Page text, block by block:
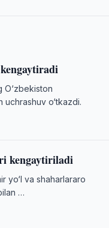
O‘zbekiston
o‘tkazdi.
kengaytiriladi
yo‘l va shaharlararo
…